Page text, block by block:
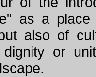
as a
also of
dignity or